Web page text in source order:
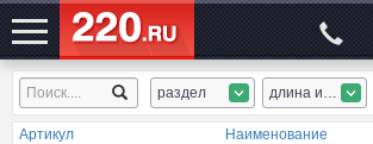
ЭЛЕКТРОСАЙТ№1 раздел длина или диам.
Артикул Наименование